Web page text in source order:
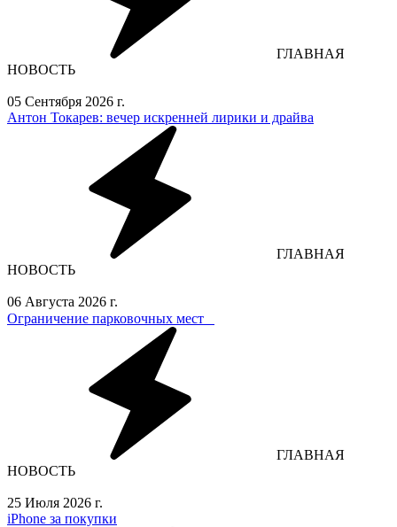
ГЛАВНАЯ
НОВОСТЬ
05 Сентября 2026 г.
Антон Токарев: вечер искренней лирики и драйва
ГЛАВНАЯ
НОВОСТЬ
06 Августа 2026 г.
Ограничение парковочных мест⁣⁣⠀
ГЛАВНАЯ
НОВОСТЬ
25 Июля 2026 г.
iPhone за покупки